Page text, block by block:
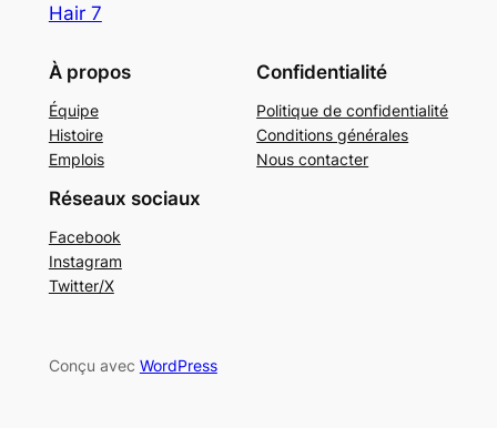
Hair 7
À propos
Équipe
Histoire
Emplois
Confidentialité
Politique de confidentialité
Conditions générales
Nous contacter
Réseaux sociaux
Facebook
Instagram
Twitter/X
Conçu avec WordPress